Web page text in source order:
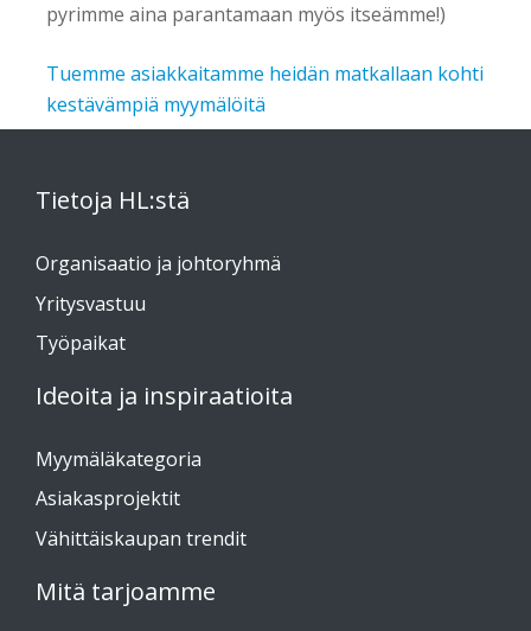
pyrimme aina parantamaan myös itseämme!)
Tuemme asiakkaitamme heidän matkallaan kohti
kestävämpiä myymälöitä
Tietoja HL:stä
Organisaatio ja johtoryhmä
Yritysvastuu
Työpaikat
Ideoita ja inspiraatioita
Myymäläkategoria
Asiakasprojektit
Vähittäiskaupan trendit
Mitä tarjoamme